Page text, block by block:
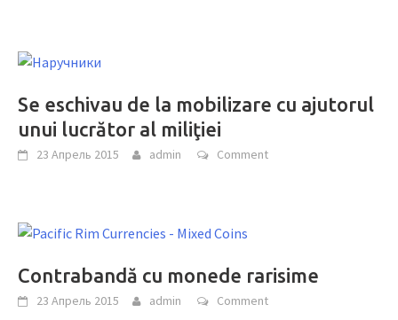
Se eschivau de la mobilizare cu ajutorul
unui lucrător al miliţiei
23 Апрель 2015 admin Comment
Contrabandă cu monede rarisime
23 Апрель 2015 admin Comment